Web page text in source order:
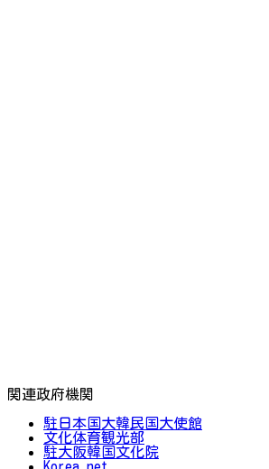
関連政府機関
駐日本国大韓民国大使館
文化体育観光部
駐大阪韓国文化院